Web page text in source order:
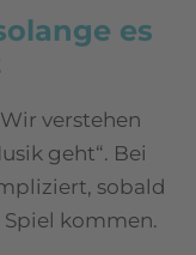
es
verstehen
geht“. Bei
sobald
Spiel kommen.